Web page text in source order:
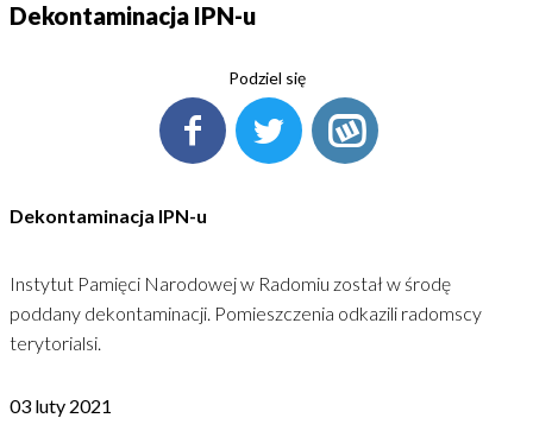
Dekontaminacja IPN-u
Podziel się
Dekontaminacja IPN-u
Instytut Pamięci Narodowej w Radomiu został w środę
poddany dekontaminacji. Pomieszczenia odkazili radomscy
terytorialsi.
03 luty 2021